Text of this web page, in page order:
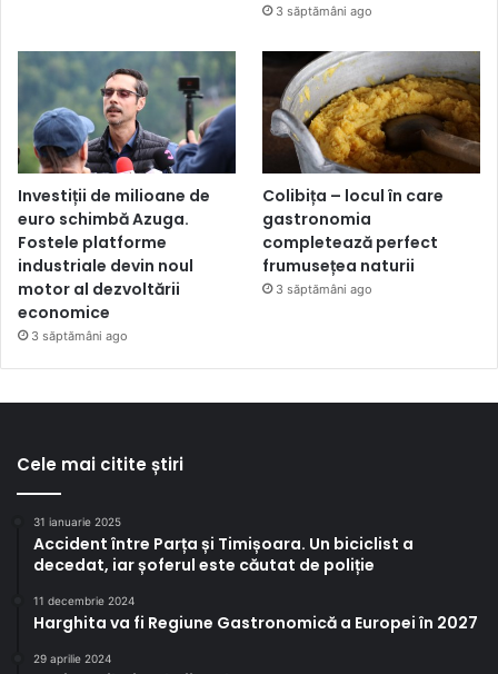
3 săptămâni ago
Investiții de milioane de
euro schimbă Azuga.
Fostele platforme
industriale devin noul
motor al dezvoltării
economice
3 săptămâni ago
Colibița – locul în care
gastronomia
completează perfect
frumusețea naturii
3 săptămâni ago
Cele mai citite știri
31 ianuarie 2025
Accident între Parța și Timișoara. Un biciclist a
decedat, iar șoferul este căutat de poliție
11 decembrie 2024
Harghita va fi Regiune Gastronomică a Europei în 2027
29 aprilie 2024